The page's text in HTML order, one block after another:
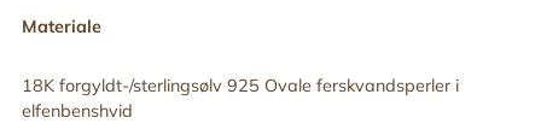
Materiale
18K forgyldt-/sterlingsølv 925 Ovale ferskvandsperler i
elfenbenshvid